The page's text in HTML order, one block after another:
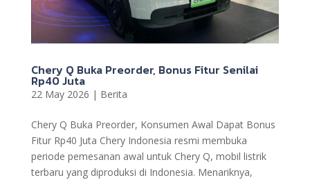
Chery Q Buka Preorder, Bonus Fitur Senilai
Rp40 Juta
22 May 2026 | Berita
Chery Q Buka Preorder, Konsumen Awal Dapat Bonus
Fitur Rp40 Juta Chery Indonesia resmi membuka
periode pemesanan awal untuk Chery Q, mobil listrik
terbaru yang diproduksi di Indonesia. Menariknya,